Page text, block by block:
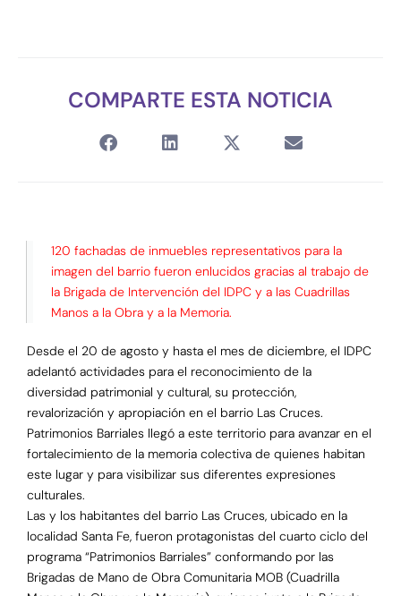
COMPARTE ESTA NOTICIA
120 fachadas de inmuebles representativos para la
imagen del barrio fueron enlucidos gracias al trabajo de
la Brigada de Intervención del IDPC y a las Cuadrillas
Manos a la Obra y a la Memoria.
Desde el 20 de agosto y hasta el mes de diciembre, el IDPC
adelantó actividades para el reconocimiento de la
diversidad patrimonial y cultural, su protección,
revalorización y apropiación en el barrio Las Cruces.
Patrimonios Barriales llegó a este territorio para avanzar en el
fortalecimiento de la memoria colectiva de quienes habitan
este lugar y para visibilizar sus diferentes expresiones
culturales.
Las y los habitantes del barrio Las Cruces, ubicado en la
localidad Santa Fe, fueron protagonistas del cuarto ciclo del
programa “Patrimonios Barriales” conformando por las
Brigadas de Mano de Obra Comunitaria MOB (Cuadrilla